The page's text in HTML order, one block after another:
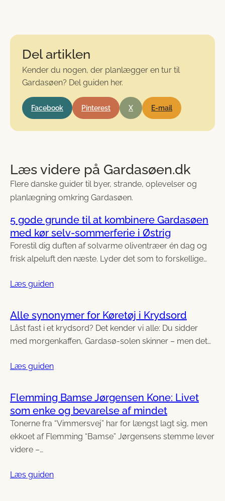
Del artiklen
Kender du nogen, der planlægger en tur til
Gardasøen? Del guiden her.
Facebook Pinterest X E-mail
Læs videre på Gardasøen.dk
Flere danske guider til byer, strande, oplevelser og
planlægning omkring Gardasøen.
5 gode grunde til at kombinere Gardasøen
med kør selv-sommerferie i Østrig
Forestil dig duften af solvarme oliventræer én dag og
frisk alpeluft den næste. Lyder det som to forskellige…
Læs guiden
Alle synonymer for Køretøj i Krydsord
Låst fast i et krydsord? Det kender vi alle: Du sidder
med morgenkaffen, Gardasø-solen skinner – men det…
Læs guiden
Flemming Bamse Jørgensen Kone: Livet
som enke og bevarelse af mindet
Tonerne fra “Vimmersvej” har for længst lagt sig, men
ekkoet af Flemming “Bamse” Jørgensens stemme lever
videre –…
Læs guiden